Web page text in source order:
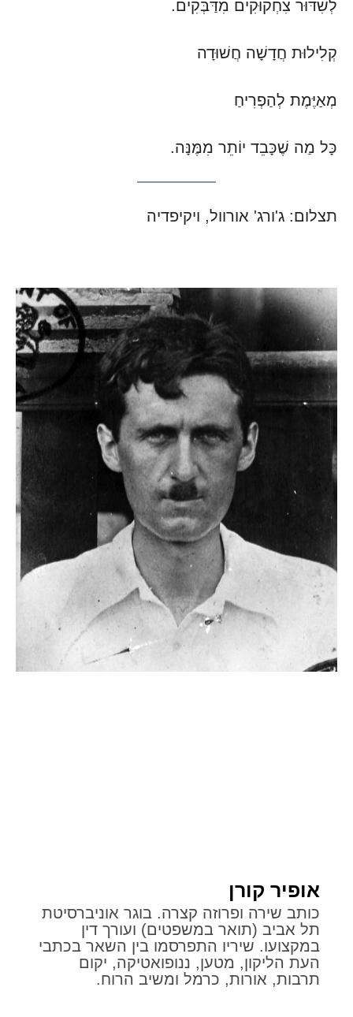
אופיר קורן
כותב שירה ופרוזה קצרה. בוגר אוניברסיטת
תל אביב (תואר במשפטים) ועורך דין
במקצועו. שיריו התפרסמו בין השאר בכתבי
העת הליקון, מטען, ננופואטיקה, יקום
תרבות, אורות, כרמל ומשיב הרוח.
לְשִׁדּוּר צִחְקוּקִים מִדַּבְּקִים.
קְלִילוּת חֲדָשָׁה חֲשׁוּדָה
מְאַיֶּמֶת לְהַפְרִיחַ
כָּל מַה שֶׁכָּבֵד יוֹתֵר מִמֶּנָּה.
תצלום: ג'ורג' אורוול, ויקיפדיה